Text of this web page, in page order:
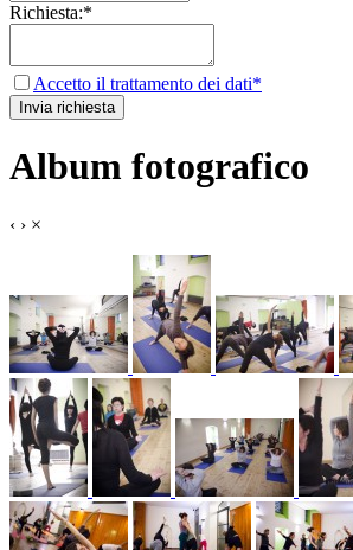
Richiesta:*
Accetto il trattamento dei dati*
Album fotografico
‹ › ×